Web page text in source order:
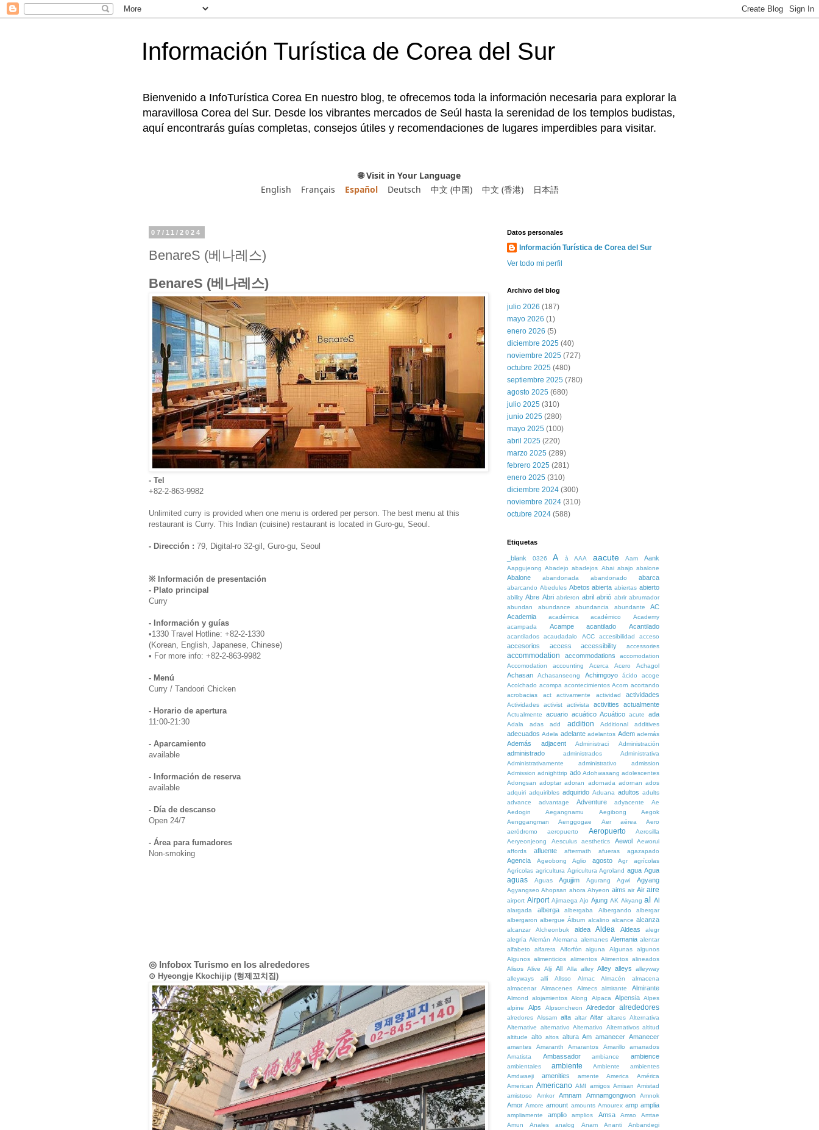
Información Turística de Corea del Sur
Bienvenido a InfoTurística Corea En nuestro blog, te ofrecemos toda la información necesaria para explorar la
maravillosa Corea del Sur. Desde los vibrantes mercados de Seúl hasta la serenidad de los templos budistas,
aquí encontrarás guías completas, consejos útiles y recomendaciones de lugares imperdibles para visitar.
🌐 Visit in Your Language
English
Français Español Deutsch 中文 (中国) 中文 (香港) 日本語
07/11/2024
BenareS (베나레스)
BenareS (베나레스)
- Tel
+82-2-863-9982
Unlimited curry is provided when one menu is ordered per person. The best menu at this
restaurant is Curry. This Indian (cuisine) restaurant is located in Guro-gu, Seoul.
- Dirección : 79, Digital-ro 32-gil, Guro-gu, Seoul
※ Información de presentación
- Plato principal
Curry
- Información y guías
•1330 Travel Hotline: +82-2-1330
(Korean, English, Japanese, Chinese)
• For more info: +82-2-863-9982
- Menú
Curry / Tandoori Chicken
- Horario de apertura
11:00-21:30
- Aparcamiento
available
- Información de reserva
available
- Día de descanso
Open 24/7
- Área para fumadores
Non-smoking
◎ Infobox Turismo en los alrededores
⊙ Hyeongje Kkochijip (형제꼬치집)
Datos personales
Información Turística de Corea del Sur
Ver todo mi perfil
Archivo del blog
julio 2026 (187)
mayo 2026 (1)
enero 2026 (5)
diciembre 2025 (40)
noviembre 2025 (727)
octubre 2025 (480)
septiembre 2025 (780)
agosto 2025 (680)
julio 2025 (310)
junio 2025 (280)
mayo 2025 (100)
abril 2025 (220)
marzo 2025 (289)
febrero 2025 (281)
enero 2025 (310)
diciembre 2024 (300)
noviembre 2024 (310)
octubre 2024 (588)
Etiquetas
_blank 0326 A à AAA aacute Aam Aank
Aapgujeong Abadejo abadejos Abai abajo abalone
Abalone abandonada abandonado abarca
abarcando Abedules Abetos abierta abiertas abierto
ability Abre Abri abrieron abril abrió abrir abrumador
abundan
abundance abundancia abundante
AC
Academia
académica académico
Academy
acampada
Acampe acantilado Acantilado
acantilados acaudadalo ACC accesibilidad acceso
accesorios access accessibility accessories
accommodation accommodations
accomodation
Accomodation
accounting Acerca Acero Achagol
Achasan Achasanseong Achimgoyo ácido
acoge
Acolchado acompa acontecimientos Acorn acortando
acrobacias
act activamente actividad actividades
Actividades activist activista activities actualmente
Actualmente acuario acuático Acuático acute ada
Adala adas add addition Additional additives
adecuados Adela adelante adelantos Adem además
Además adjacent Administraci Administración
administrado administrados
Administrativa
Administrativamente
administrativo
admission
Admission adnighttrip ado Adohwasang adolescentes
Adongsan adoptar adoran adornada adornan ados
adquiri adquiribles adquirido Aduana adultos adults
advance
advantage Adventure adyacente
Ae
Aedogin
Aegangnamu Aegibong
Aegok
Aenggangman
Aenggogae Aer aérea
Aero
aeródromo
aeropuerto Aeropuerto
Aerosilla
Aeryeonjeong
Aesculus aesthetics Aewol
Aeworui
affords
afluente aftermath afueras agazapado
Agencia Ageobong Aglio agosto Agr
agrícolas
Agrícolas agricultura Agricultura Agroland agua Agua
aguas Aguas Agujjim Agurang Agwi Agyang
Agyangseo Ahopsan ahora Ahyeon aims air Air aire
airport Airport Ajimaega Ajo Ajung AK Akyang al Al
alargada alberga albergaba Albergando
albergar
albergaron albergue Álbum alcalino alcance alcanza
alcanzar Alcheonbuk aldea Aldea Aldeas
alegr
alegría Alemán Alemana alemanes Alemania alentar
alfabeto
alfarera Alforfón alguna Algunas
algunos
Algunos alimenticios alimentos Alimentos alineados
Alisos Alive Alji All Alla alley Alley alleys
alleyway
alleyways
allí Allsso Almac Almacén
almacena
almacenar
Almacenes Almecs almirante Almirante
Almond alojamientos Along Alpaca Alpensia Alpes
alpine
Alps Alpsoncheon Alrededor alrededores
alredores Alssam alta altar Altar altares Alternativa
Alternative
alternativo Alternativo Alternativos altitud
altitude
alto altos altura Am amanecer Amanecer
amantes Amaranth Amarantos Amarillo
amarrados
Amatista
Ambassador ambiance ambience
ambientales ambiente Ambiente
ambientes
Amdwaeji
amenities amente America
América
American Americano AMI amigos Amisan Amistad
amistoso
Amkor Amnam Amnamgongwon Amnok
Amor Amore amount amounts Amourex amp amplia
ampliamente amplio amplios Amsa Amso
Amtae
Amun
Anales analog Anam Ananti
Anbandegi